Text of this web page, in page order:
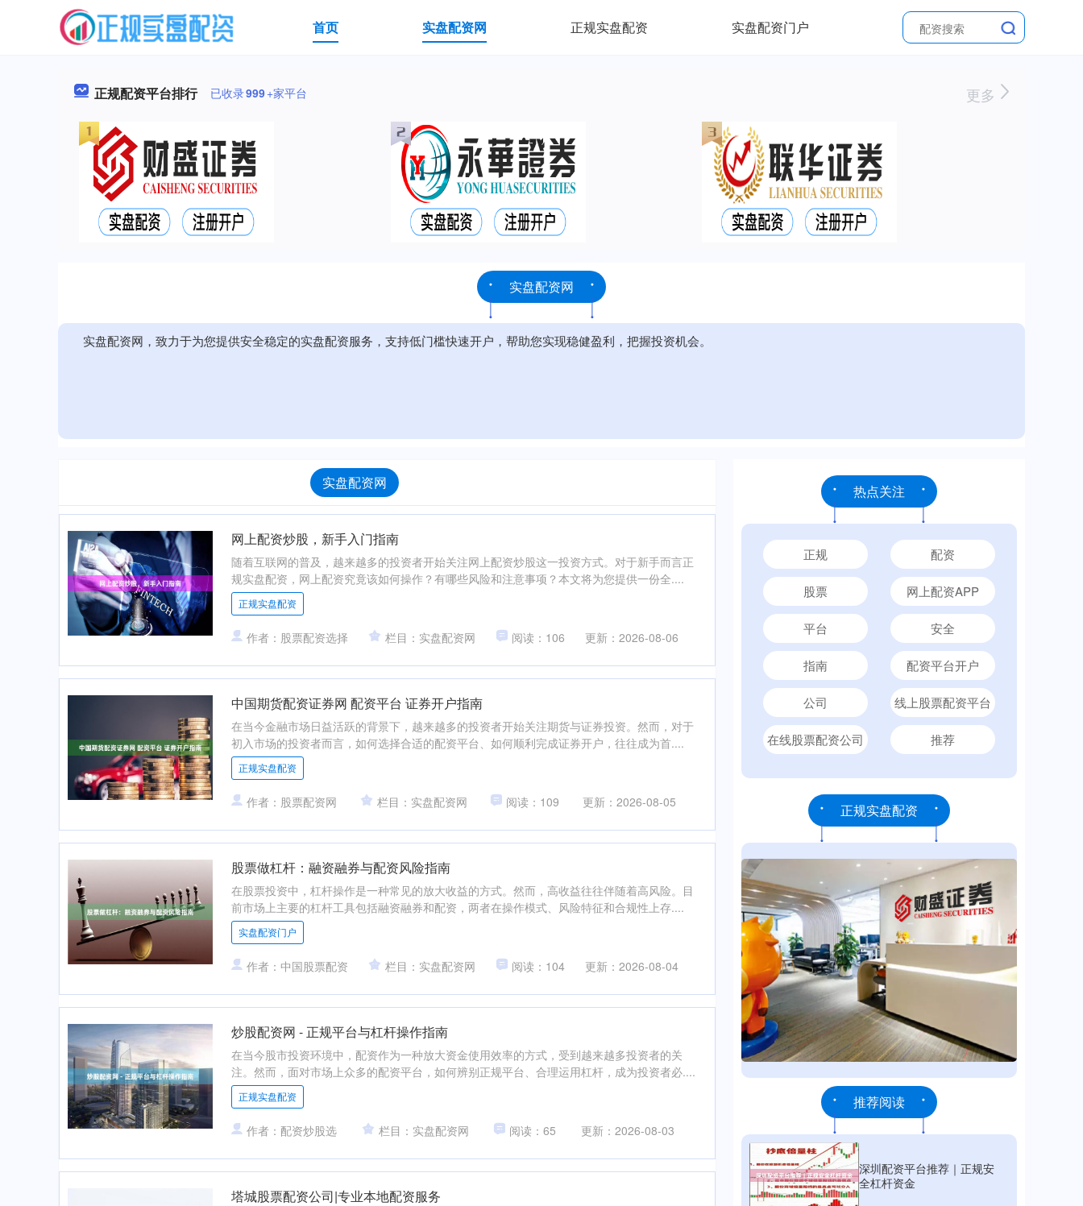
首页 实盘配资网 正规实盘配资 实盘配资门户
正规配资平台排行 已收录999+家平台 更多
实盘配资网
实盘配资网，致力于为您提供安全稳定的实盘配资服务，支持低门槛快速开户，帮助您实现稳健盈利，把握投资机会。
实盘配资网
网上配资炒股，新手入门指南
随着互联网的普及，越来越多的投资者开始关注网上配资炒股这一投资方式。对于新手而言正
规实盘配资，网上配资究竟该如何操作？有哪些风险和注意事项？本文将为您提供一份全....
正规实盘配资
作者：股票配资选择 栏目：实盘配资网 阅读：106 更新：2026-08-06
中国期货配资证券网 配资平台 证券开户指南
在当今金融市场日益活跃的背景下，越来越多的投资者开始关注期货与证券投资。然而，对于
初入市场的投资者而言，如何选择合适的配资平台、如何顺利完成证券开户，往往成为首....
正规实盘配资
作者：股票配资网 栏目：实盘配资网 阅读：109 更新：2026-08-05
股票做杠杆：融资融券与配资风险指南
在股票投资中，杠杆操作是一种常见的放大收益的方式。然而，高收益往往伴随着高风险。目
前市场上主要的杠杆工具包括融资融券和配资，两者在操作模式、风险特征和合规性上存....
实盘配资门户
作者：中国股票配资 栏目：实盘配资网 阅读：104 更新：2026-08-04
炒股配资网 - 正规平台与杠杆操作指南
在当今股市投资环境中，配资作为一种放大资金使用效率的方式，受到越来越多投资者的关
注。然而，面对市场上众多的配资平台，如何辨别正规平台、合理运用杠杆，成为投资者必....
正规实盘配资
作者：配资炒股选 栏目：实盘配资网 阅读：65 更新：2026-08-03
塔城股票配资公司|专业本地配资服务
热点关注
正规 配资
股票 网上配资APP
平台 安全
指南 配资平台开户
公司 线上股票配资平台
在线股票配资公司 推荐
正规实盘配资
推荐阅读
深圳配资平台推荐｜正规安
全杠杆资金